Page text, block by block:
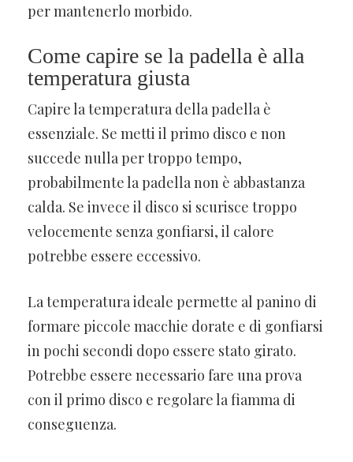
per mantenerlo morbido.
Come capire se la padella è alla
temperatura giusta
Capire la temperatura della padella è
essenziale. Se metti il primo disco e non
succede nulla per troppo tempo,
probabilmente la padella non è abbastanza
calda. Se invece il disco si scurisce troppo
velocemente senza gonfiarsi, il calore
potrebbe essere eccessivo.
La temperatura ideale permette al panino di
formare piccole macchie dorate e di gonfiarsi
in pochi secondi dopo essere stato girato.
Potrebbe essere necessario fare una prova
con il primo disco e regolare la fiamma di
conseguenza.